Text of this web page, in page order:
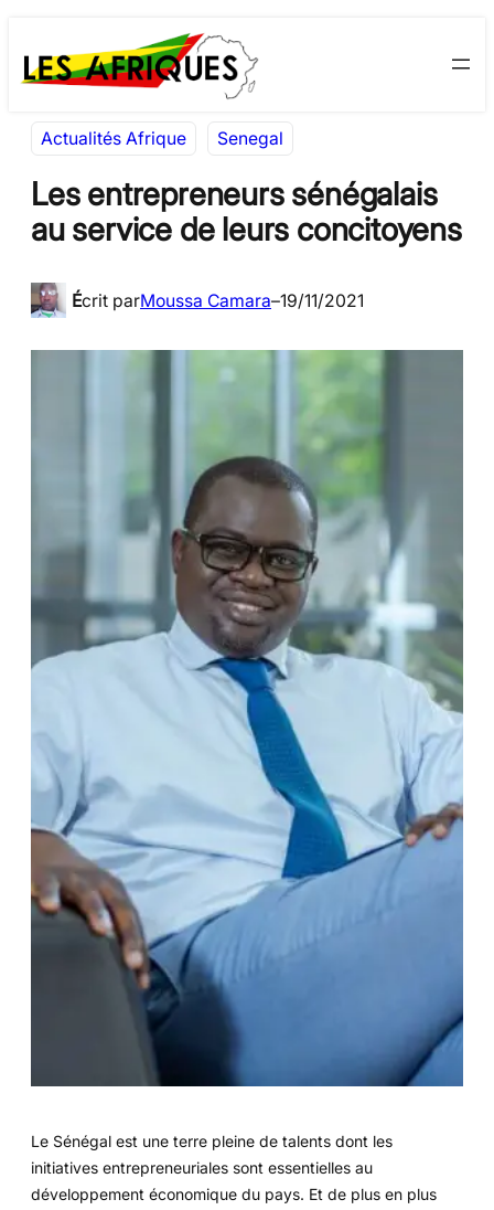
au
contenu
to
content
Actualités Afrique Senegal
Les entrepreneurs sénégalais
au service de leurs concitoyens
Écrit parMoussa Camara–19/11/2021
Le Sénégal est une terre pleine de talents dont les
initiatives entrepreneuriales sont essentielles au
développement économique du pays. Et de plus en plus